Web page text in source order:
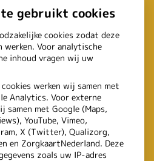
mensen met
een wandeling:
MC patiënten
gebruikt cookies
cookies zodat deze
werken. Voor analytische
inhoud vragen wij uw
werken wij samen met
Analytics. Voor externe
samen met Google (Maps,
YouTube, Vimeo,
X (Twitter), Qualizorg,
en ZorgkaartNederland. Deze
zoals uw IP-adres